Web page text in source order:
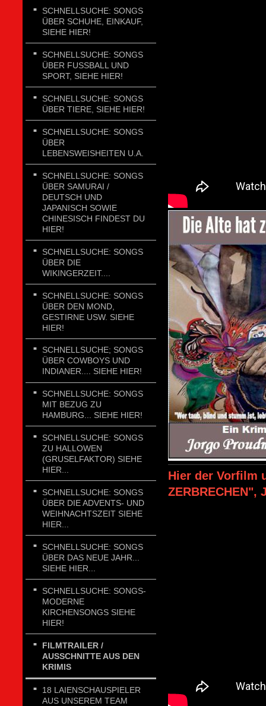
SCHNELLSUCHE: SONGS
ÜBER SCHUHE, EINKAUF,
SIEHE HIER!
SCHNELLSUCHE: SONGS
ÜBER FUSSBALL UND
SPORT, SIEHE HIER!
SCHNELLSUCHE: SONGS
ÜBER TIERE, SIEHE HIER!
SCHNELLSUCHE: SONGS
ÜBER
LEBENSWEISHEITEN U.A.
SCHNELLSUCHE: SONGS
ÜBER SAMURAI /
DEUTSCH UND
JAPANISCH SOWIE
CHINESISCH FINDEST DU
HIER!
SCHNELLSUCHE: SONGS
ÜBER DIE
WIKINGERZEIT....
SCHNELLSUCHE: SONGS
ÜBER DEN MOND,
GESTIRNE USW. SIEHE
HIER!
SCHNELLSUCHE; SONGS
ÜBER COWBOYS UND
INDIANER.... SIEHE HIER!
SCHNELLSUCHE: SONGS
MIT BEZUG ZU
HAMBURG... SIEHE HIER!
SCHNELLSUCHE: SONGS
ZU HALLOWEN
(GRUSELFAKTOR) SIEHE
HIER...
SCHNELLSUCHE: SONGS
ÜBER DIE ADVENTS- UND
WEIHNACHTSZEIT SIEHE
HIER...
SCHNELLSUCHE: SONGS
ÜBER DAS NEUE JAHR...
SIEHE HIER...
SCHNELLSUCHE: SONGS-
MODERNE
KIRCHENSONGS SIEHE
HIER!
FILMTRAILER /
AUSSCHNITTE AUS DEN
KRIMIS
18 LAIENSCHAUSPIELER
AUS UNSEREM TEAM
Hier der Vorfilm